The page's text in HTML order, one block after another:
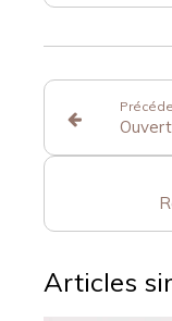
Articles